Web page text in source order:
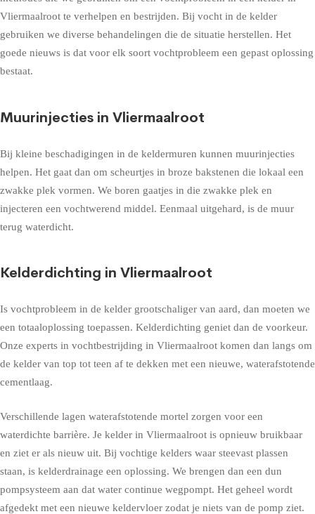
Vliermaalroot te verhelpen en bestrijden. Bij vocht in de kelder
gebruiken we diverse behandelingen die de situatie herstellen. Het
goede nieuws is dat voor elk soort vochtprobleem een gepast oplossing
bestaat.
Muurinjecties in Vliermaalroot
Bij kleine beschadigingen in de keldermuren kunnen muurinjecties
helpen. Het gaat dan om scheurtjes in broze bakstenen die lokaal een
zwakke plek vormen. We boren gaatjes in die zwakke plek en
injecteren een vochtwerend middel. Eenmaal uitgehard, is de muur
terug waterdicht.
Kelderdichting in Vliermaalroot
Is vochtprobleem in de kelder grootschaliger van aard, dan moeten we
een totaaloplossing toepassen. Kelderdichting geniet dan de voorkeur.
Onze experts in vochtbestrijding in Vliermaalroot komen dan langs om
de kelder van top tot teen af te dekken met een nieuwe, waterafstotende
cementlaag.
Verschillende lagen waterafstotende mortel zorgen voor een
waterdichte barrière. Je kelder in Vliermaalroot is opnieuw bruikbaar
en ziet er als nieuw uit. Bij vochtige kelders waar steevast plassen
staan, is kelderdrainage een oplossing. We brengen dan een dun
pompsysteem aan dat water continue wegpompt. Het geheel wordt
afgedekt met een nieuwe keldervloer zodat je niets van de pomp ziet.